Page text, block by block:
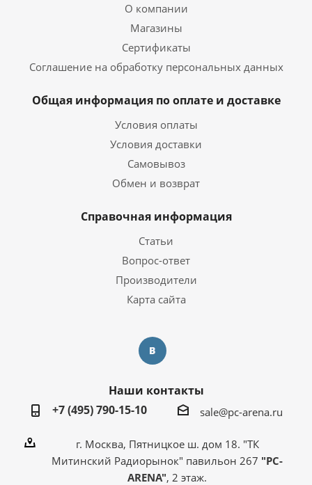
О компании
Магазины
Сертификаты
Соглашение на обработку персональных данных
Общая информация по оплате и доставке
Условия оплаты
Условия доставки
Самовывоз
Обмен и возврат
Справочная информация
Статьи
Вопрос-ответ
Производители
Карта сайта
Наши контакты
+7 (495) 790-15-10
sale@pc-arena.ru
г. Москва, Пятницкое ш. дом 18. "ТК
Митинский Радиорынок" павильон 267 "PC-
ARENA", 2 этаж.